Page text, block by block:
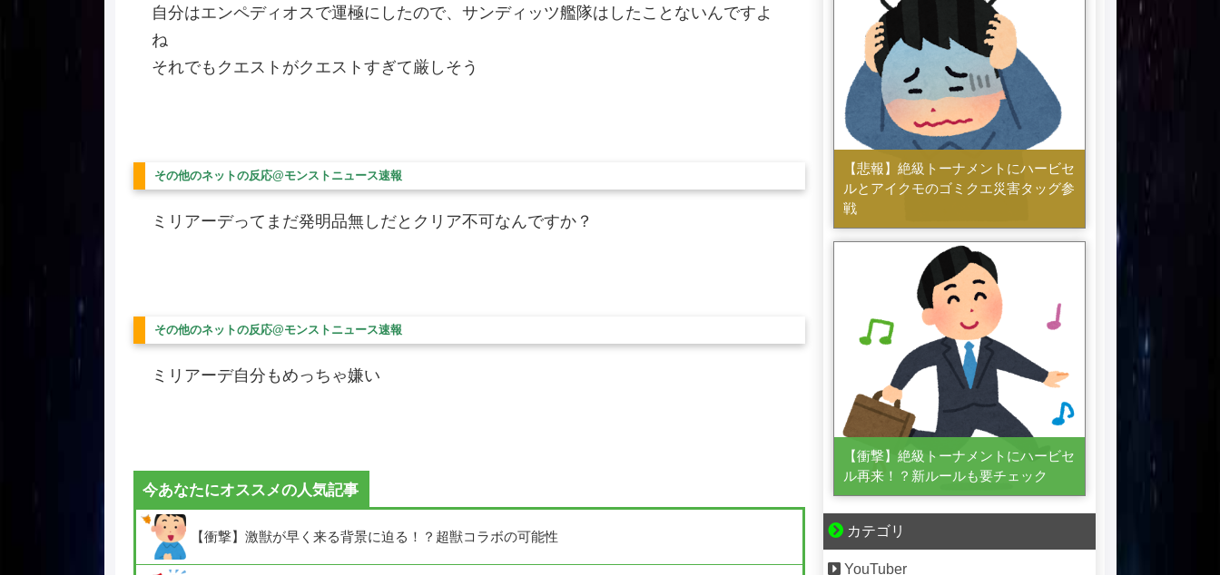
自分はエンペディオスで運極にしたので、サンディッツ艦隊はしたことないんですよ
ね
それでもクエストがクエストすぎて厳しそう
その他のネットの反応@モンストニュース速報
ミリアーデってまだ発明品無しだとクリア不可なんですか？
その他のネットの反応@モンストニュース速報
ミリアーデ自分もめっちゃ嫌い
今あなたにオススメの人気記事
【衝撃】激獣が早く来る背景に迫る！？超獣コラボの可能性
【悲報】絶級トーナメントにハービセ
ルとアイクモのゴミクエ災害タッグ参
戦
【衝撃】絶級トーナメントにハービセ
ル再来！？新ルールも要チェック
カテゴリ
YouTuber